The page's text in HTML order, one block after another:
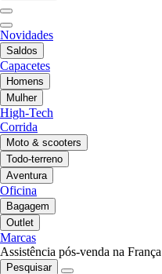
Novidades
Saldos
Capacetes
Homens
Mulher
High-Tech
Corrida
Moto & scooters
Todo-terreno
Aventura
Oficina
Bagagem
Outlet
Marcas
Assistência pós-venda na França
Pesquisar